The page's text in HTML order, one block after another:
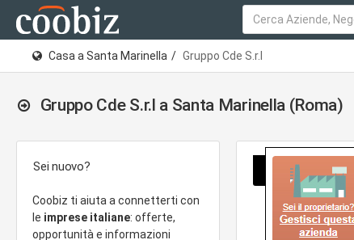
Casa a Santa Marinella Gruppo Cde S.r.l
Gruppo Cde S.r.l a Santa Marinella (Roma)
Sei nuovo?
Coobiz ti aiuta a connetterti con
le imprese italiane: offerte,
opportunità e informazioni